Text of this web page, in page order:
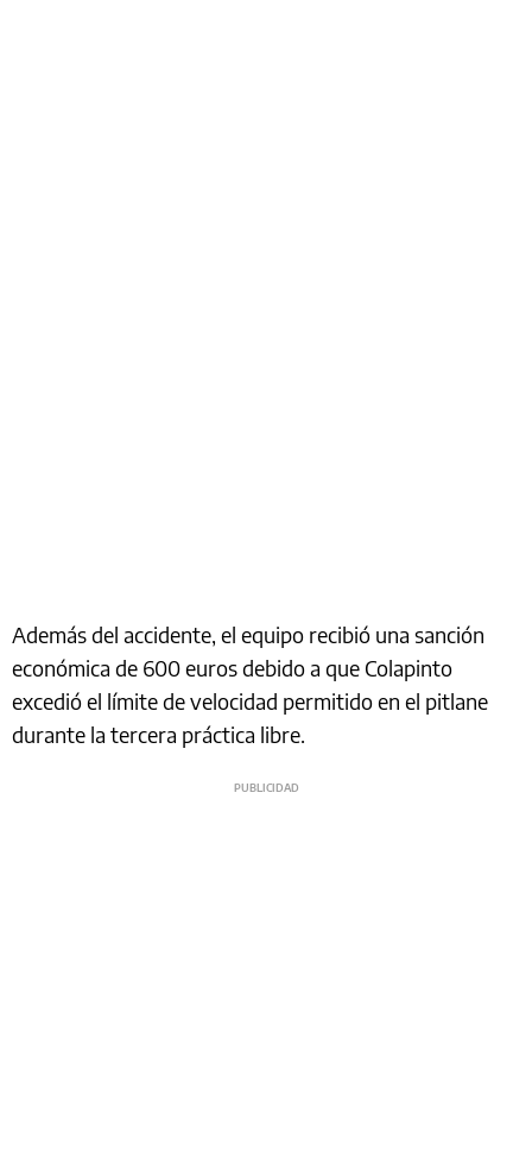
Además del accidente, el equipo recibió una sanción
económica de 600 euros debido a que Colapinto
excedió el límite de velocidad permitido en el pitlane
durante la tercera práctica libre.